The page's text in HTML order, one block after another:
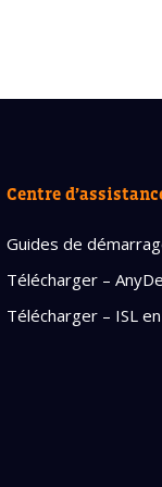
Centre
Guides de
Télécharger –
Télécharger – ISL